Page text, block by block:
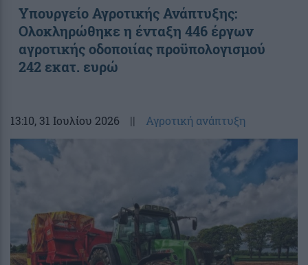
Υπουργείο Αγροτικής Ανάπτυξης:
Ολοκληρώθηκε η ένταξη 446 έργων
αγροτικής οδοποιίας προϋπολογισμού
242 εκατ. ευρώ
13:10, 31 Ιουλίου 2026 || Αγροτική ανάπτυξη